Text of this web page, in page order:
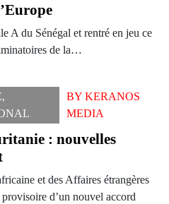
A du Sénégal et rentré en jeu ce
de la…
,
BY KERANOS
MEDIA
: nouvelles
et des Affaires étrangères
d’un nouvel accord